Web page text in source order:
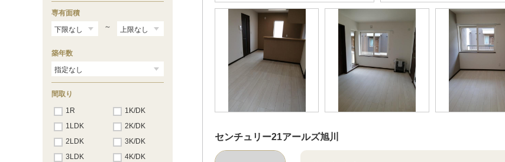
センチュリー21アールズ旭川
専有面積
～
築年数
間取り
1R
1K/DK
1LDK
2K/DK
2LDK
3K/DK
3LDK
4K/DK